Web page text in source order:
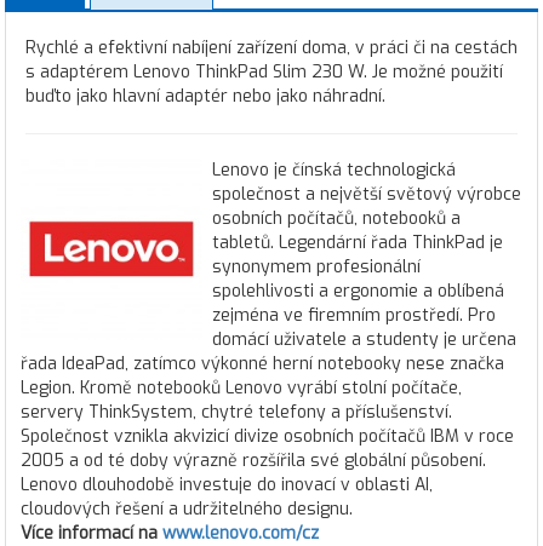
Rychlé a efektivní nabíjení zařízení doma, v práci či na cestách
s adaptérem Lenovo ThinkPad Slim 230 W. Je možné použití
buďto jako hlavní adaptér nebo jako náhradní.
Lenovo je čínská technologická
společnost a největší světový výrobce
osobních počítačů, notebooků a
tabletů. Legendární řada ThinkPad je
synonymem profesionální
spolehlivosti a ergonomie a oblíbená
zejména ve firemním prostředí. Pro
domácí uživatele a studenty je určena
řada IdeaPad, zatímco výkonné herní notebooky nese značka
Legion. Kromě notebooků Lenovo vyrábí stolní počítače,
servery ThinkSystem, chytré telefony a příslušenství.
Společnost vznikla akvizicí divize osobních počítačů IBM v roce
2005 a od té doby výrazně rozšířila své globální působení.
Lenovo dlouhodobě investuje do inovací v oblasti AI,
cloudových řešení a udržitelného designu.
Více informací na www.lenovo.com/cz